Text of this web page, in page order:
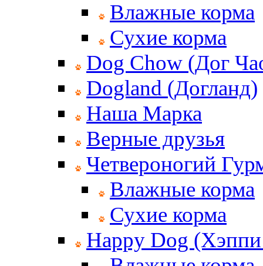
Влажные корма
Сухие корма
Dog Chow (Дог
Dogland (Догланд)
Наша Марка
Верные друзья
Четвероногий
Влажные корма
Сухие корма
Happy Dog